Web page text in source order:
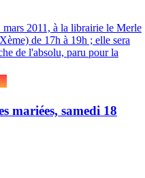
2011, à la librairie le Merle
de 17h à 19h ; elle sera
de l'absolu, paru pour la
mariées, samedi 18